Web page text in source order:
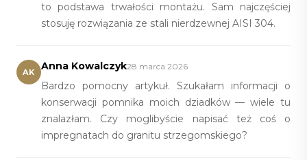
to podstawa trwałości montażu. Sam najczęściej
stosuję rozwiązania ze stali nierdzewnej AISI 304.
AK Anna Kowalczyk28 marca 2026
Bardzo pomocny artykuł. Szukałam informacji o
konserwacji pomnika moich dziadków — wiele tu
znalazłam. Czy moglibyście napisać też coś o
impregnatach do granitu strzegomskiego?